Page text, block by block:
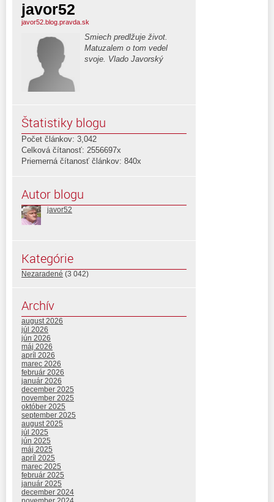
javor52
javor52.blog.pravda.sk
Smiech predlžuje život.
Matuzalem o tom vedel
svoje. Vlado Javorský
Štatistiky blogu
Počet článkov: 3,042
Celková čítanosť: 2556697x
Priemerná čítanosť článkov: 840x
Autor blogu
javor52
Kategórie
Nezaradené (3 042)
Archív
august 2026
júl 2026
jún 2026
máj 2026
apríl 2026
marec 2026
február 2026
január 2026
december 2025
november 2025
október 2025
september 2025
august 2025
júl 2025
jún 2025
máj 2025
apríl 2025
marec 2025
február 2025
január 2025
december 2024